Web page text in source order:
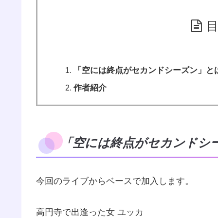
「空には終点がセカンドシーズン」
作者紹介
「空には終点がセカンドシ
今回のライブからベースで加入します。
高円寺で出逢った女 ユッカ